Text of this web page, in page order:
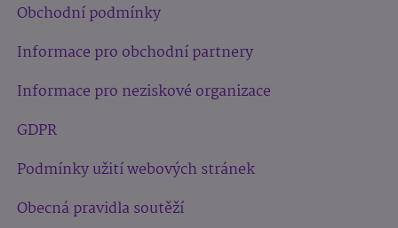
Obchodní podmínky
Informace pro obchodní partnery
Informace pro neziskové organizace
GDPR
Podmínky užití webových stránek
Obecná pravidla soutěží